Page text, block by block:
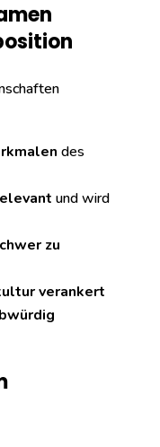
des
und wird
zu
verankert